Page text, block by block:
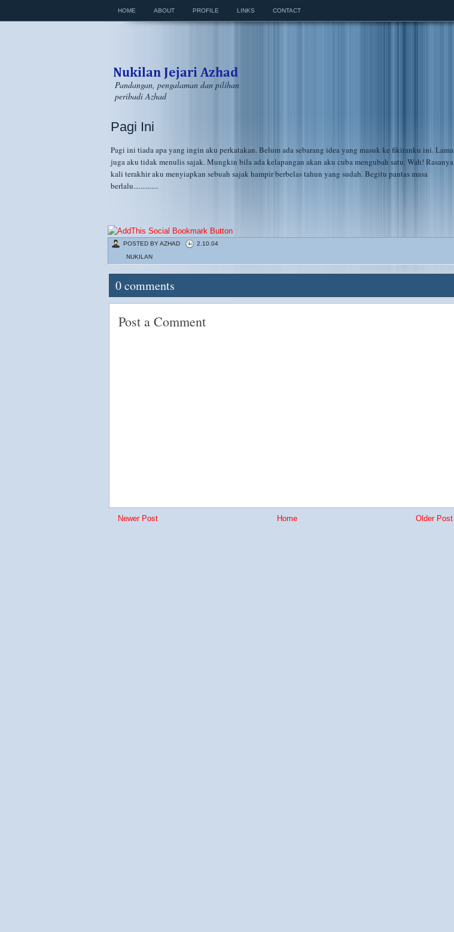
HOME ABOUT PROFILE LINKS CONTACT
Pandangan, pengalaman dan pilihan
peribadi Azhad
Pagi Ini
Pagi ini tiada apa yang ingin aku perkatakan. Belum ada sebarang idea yang masuk ke fikiranku ini. Lama
juga aku tidak menulis sajak. Mungkin bila ada kelapangan akan aku cuba mengubah satu. Wah! Rasanya
kali terakhir aku menyiapkan sebuah sajak hampir berbelas tahun yang sudah. Begitu pantas masa
berlalu..............
POSTED BYAZHAD
2.10.04
NUKILAN
0comments
Post a Comment
Newer Post Older Post
Home